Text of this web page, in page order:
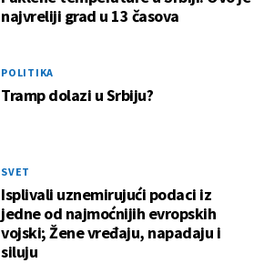
najvreliji grad u 13 časova
POLITIKA
Tramp dolazi u Srbiju?
SVET
Isplivali uznemirujući podaci iz
jedne od najmoćnijih evropskih
vojski; Žene vređaju, napadaju i
siluju